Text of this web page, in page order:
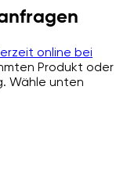
online bei
Produkt oder
Wähle unten